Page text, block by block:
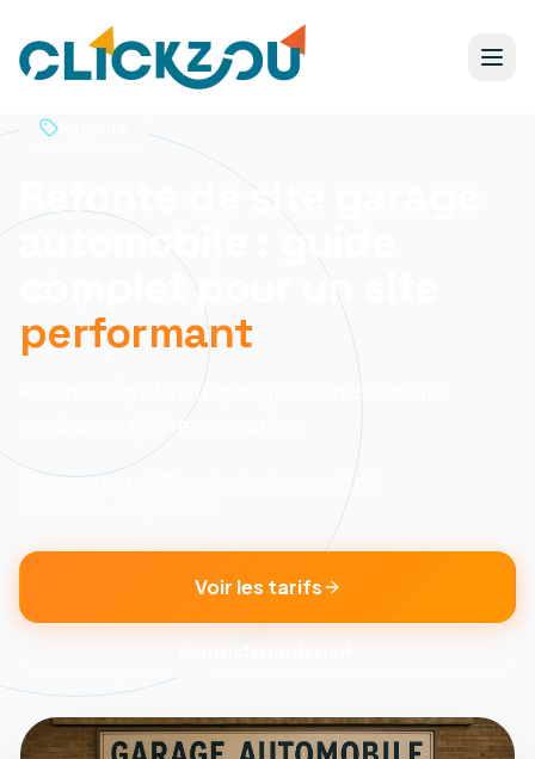
Refonte de site garage
automobile : guide
complet pour un site
performant
Refondre un site site garage automobile sans
perdre son référencement, c
8 minde lecture
4 décembre 2025
Voir les tarifs